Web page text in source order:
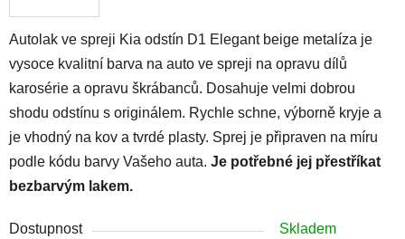
Autolak ve spreji Kia odstín D1 Elegant beige metalíza je
vysoce kvalitní barva na auto ve spreji na opravu dílů
karosérie a opravu škrábanců. Dosahuje velmi dobrou
shodu odstínu s originálem. Rychle schne, výborně kryje a
je vhodný na kov a tvrdé plasty. Sprej je připraven na míru
podle kódu barvy Vašeho auta. Je potřebné jej přestříkat
bezbarvým lakem.
Dostupnost
Skladem